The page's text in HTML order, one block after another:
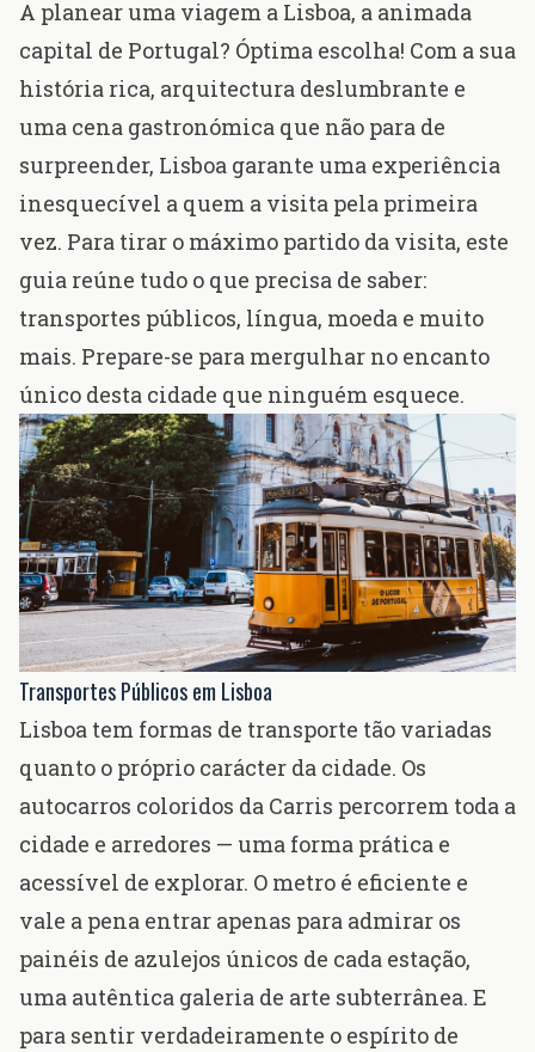
A planear uma viagem a Lisboa, a animada
capital de Portugal? Óptima escolha! Com a sua
história rica, arquitectura deslumbrante e
uma cena gastronómica que não para de
surpreender, Lisboa garante uma experiência
inesquecível a quem a visita pela primeira
vez. Para tirar o máximo partido da visita, este
guia reúne tudo o que precisa de saber:
transportes públicos, língua, moeda e muito
mais. Prepare-se para mergulhar no encanto
único desta cidade que ninguém esquece.
Transportes Públicos em Lisboa
Lisboa tem formas de transporte tão variadas
quanto o próprio carácter da cidade. Os
autocarros coloridos da Carris percorrem toda a
cidade e arredores — uma forma prática e
acessível de explorar. O metro é eficiente e
vale a pena entrar apenas para admirar os
painéis de azulejos únicos de cada estação,
uma autêntica galeria de arte subterrânea. E
para sentir verdadeiramente o espírito de